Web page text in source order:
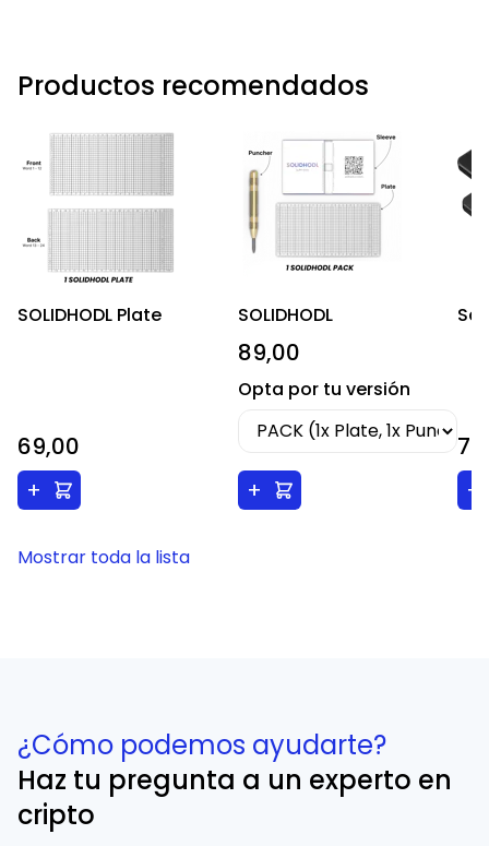
Productos recomendados
SOLIDHODL Plate
69,00
+
SOLIDHODL
89,00
Opta por tu versión
+
+
Mostrar toda la lista
¿Cómo podemos ayudarte?
Haz tu pregunta a un experto en
cripto